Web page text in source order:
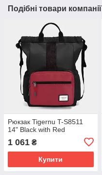
Подібні товари компанії
Рюкзак Tigernu T-S8511
14" Black with Red
1 061 ₴
Купити